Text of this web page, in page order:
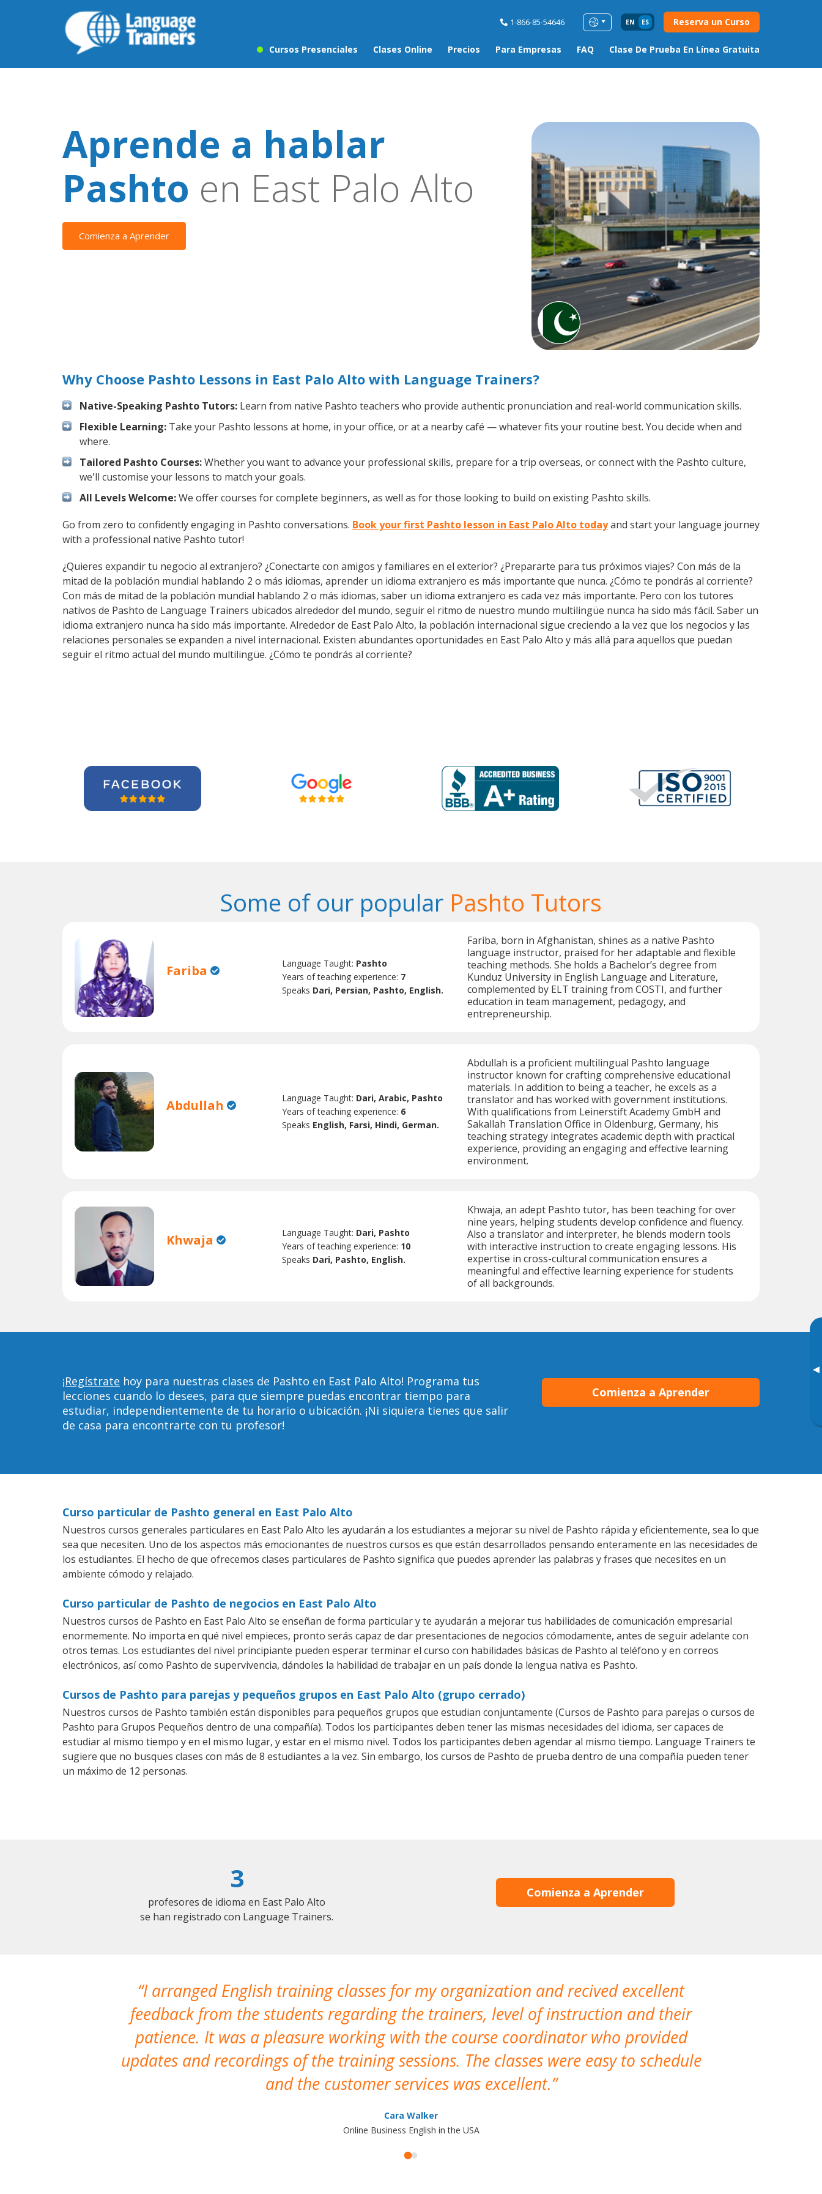
1-866-85-54646 EN ES Reserva un Curso
Cursos Presenciales Clases Online Precios Para Empresas FAQ Clase De Prueba En Línea Gratuita
▸
Aprende a hablar
Pashto en East Palo Alto
Comienza a Aprender
Why Choose Pashto Lessons in East Palo Alto with Language Trainers?
Native-Speaking Pashto Tutors: Learn from native Pashto teachers who provide authentic pronunciation and real-world communication skills.
Flexible Learning: Take your Pashto lessons at home, in your office, or at a nearby café — whatever fits your routine best. You decide when and
where.
Tailored Pashto Courses:Whether you want to advance your professional skills, prepare for a trip overseas, or connect with the Pashto culture,
we'll customise your lessons to match your goals.
All Levels Welcome:We offer courses for complete beginners, as well as for those looking to build on existing Pashto skills.
Go from zero to confidently engaging in Pashto conversations. Book your first Pashto lesson in East Palo Alto todayand start your language journey
with a professional native Pashto tutor!
¿Quieres expandir tu negocio al extranjero? ¿Conectarte con amigos y familiares en el exterior? ¿Prepararte para tus próximos viajes? Con más de la
mitad de la población mundial hablando 2 o más idiomas, aprender un idioma extranjero es más importante que nunca. ¿Cómo te pondrás al corriente?
Con más de mitad de la población mundial hablando 2 o más idiomas, saber un idioma extranjero es cada vez más importante. Pero con los tutores
nativos de Pashto de Language Trainers ubicados alrededor del mundo, seguir el ritmo de nuestro mundo multilingüe nunca ha sido más fácil. Saber un
idioma extranjero nunca ha sido más importante. Alrededor de East Palo Alto, la población internacional sigue creciendo a la vez que los negocios y las
relaciones personales se expanden a nivel internacional. Existen abundantes oportunidades en East Palo Alto y más allá para aquellos que puedan
seguir el ritmo actual del mundo multilingüe. ¿Cómo te pondrás al corriente?
Some of our popular Pashto Tutors
Fariba Language Taught: Pashto
Years of teaching experience: 7
Speaks Dari, Persian, Pashto, English.
Fariba, born in Afghanistan, shines as a native Pashto
language instructor, praised for her adaptable and flexible
teaching methods. She holds a Bachelor’s degree from
Kunduz University in English Language and Literature,
complemented by ELT training from COSTI, and further
education in team management, pedagogy, and
entrepreneurship.
Abdullah Language Taught: Dari, Arabic, Pashto
Years of teaching experience: 6
Speaks English, Farsi, Hindi, German.
Abdullah is a proficient multilingual Pashto language
instructor known for crafting comprehensive educational
materials. In addition to being a teacher, he excels as a
translator and has worked with government institutions.
With qualifications from Leinerstift Academy GmbH and
Sakallah Translation Office in Oldenburg, Germany, his
teaching strategy integrates academic depth with practical
experience, providing an engaging and effective learning
environment.
Khwaja Language Taught: Dari, Pashto
Years of teaching experience: 10
Speaks Dari, Pashto, English.
Khwaja, an adept Pashto tutor, has been teaching for over
nine years, helping students develop confidence and fluency.
Also a translator and interpreter, he blends modern tools
with interactive instruction to create engaging lessons. His
expertise in cross-cultural communication ensures a
meaningful and effective learning experience for students
of all backgrounds.
¡Regístrate hoy para nuestras clases de Pashto en East Palo Alto! Programa tus
lecciones cuando lo desees, para que siempre puedas encontrar tiempo para
estudiar, independientemente de tu horario o ubicación. ¡Ni siquiera tienes que salir
de casa para encontrarte con tu profesor!
Comienza a Aprender
Curso particular de Pashto general en East Palo Alto
Nuestros cursos generales particulares en East Palo Alto les ayudarán a los estudiantes a mejorar su nivel de Pashto rápida y eficientemente, sea lo que
sea que necesiten. Uno de los aspectos más emocionantes de nuestros cursos es que están desarrollados pensando enteramente en las necesidades de
los estudiantes. El hecho de que ofrecemos clases particulares de Pashto significa que puedes aprender las palabras y frases que necesites en un
ambiente cómodo y relajado.
Curso particular de Pashto de negocios en East Palo Alto
Nuestros cursos de Pashto en East Palo Alto se enseñan de forma particular y te ayudarán a mejorar tus habilidades de comunicación empresarial
enormemente. No importa en qué nivel empieces, pronto serás capaz de dar presentaciones de negocios cómodamente, antes de seguir adelante con
otros temas. Los estudiantes del nivel principiante pueden esperar terminar el curso con habilidades básicas de Pashto al teléfono y en correos
electrónicos, así como Pashto de supervivencia, dándoles la habilidad de trabajar en un país donde la lengua nativa es Pashto.
Cursos de Pashto para parejas y pequeños grupos en East Palo Alto (grupo cerrado)
Nuestros cursos de Pashto también están disponibles para pequeños grupos que estudian conjuntamente (Cursos de Pashto para parejas o cursos de
Pashto para Grupos Pequeños dentro de una compañía). Todos los participantes deben tener las mismas necesidades del idioma, ser capaces de
estudiar al mismo tiempo y en el mismo lugar, y estar en el mismo nivel. Todos los participantes deben agendar al mismo tiempo. Language Trainers te
sugiere que no busques clases con más de 8 estudiantes a la vez. Sin embargo, los cursos de Pashto de prueba dentro de una compañía pueden tener
un máximo de 12 personas.
3
profesores de idioma en East Palo Alto
se han registrado con Language Trainers.
Comienza a Aprender
I arranged English training classes for my organization and recived excellent
feedback from the students regarding the trainers, level of instruction and their
patience. It was a pleasure working with the course coordinator who provided
updates and recordings of the training sessions. The classes were easy to schedule
and the customer services was excellent.
Cara Walker
Online Business English in the USA